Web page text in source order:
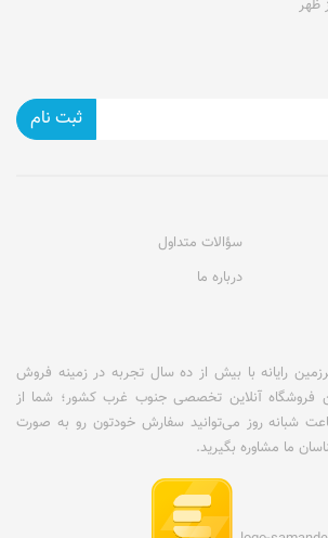
ثبت نام
سؤالات متداول
درباره ما
رایانه با بیش از ده سال تجربه در زمینه فروش
فروشگاه آنلاین تخصصی جنوب غرب کشور؛ شما از
شبانه روز می‌توانید سفارش خودتون رو به صورت
ما مشاوره بگیرید.